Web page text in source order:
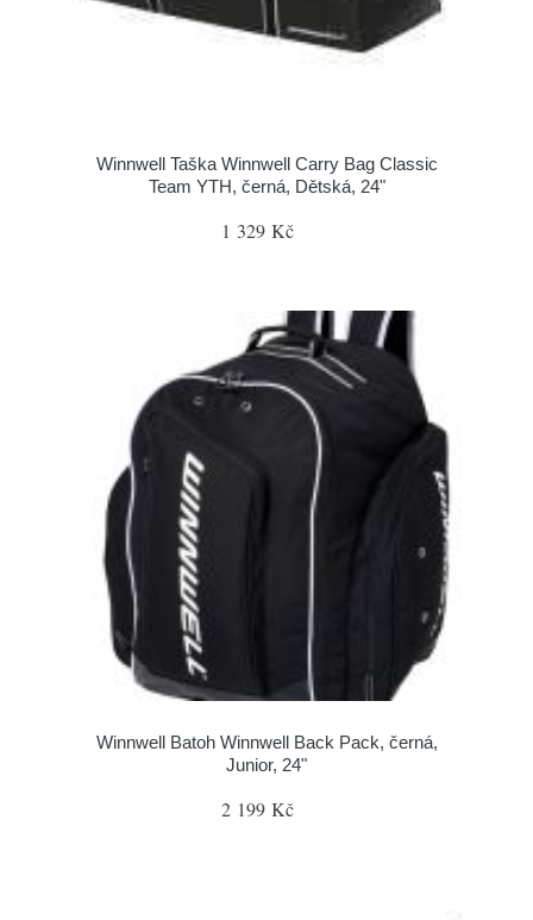
Winnwell Taška Winnwell Carry Bag Classic
Team YTH, černá, Dětská, 24"
1 329 Kč
Winnwell Batoh Winnwell Back Pack, černá,
Junior, 24"
2 199 Kč